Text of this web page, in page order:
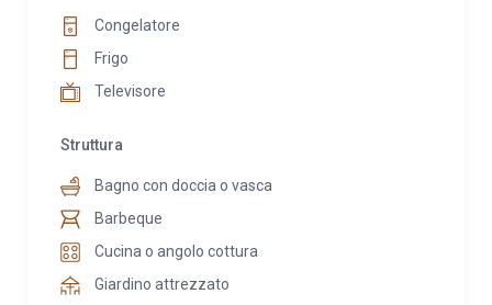
Congelatore
Frigo
Televisore
Struttura
Bagno con doccia o vasca
Barbeque
Cucina o angolo cottura
Giardino attrezzato